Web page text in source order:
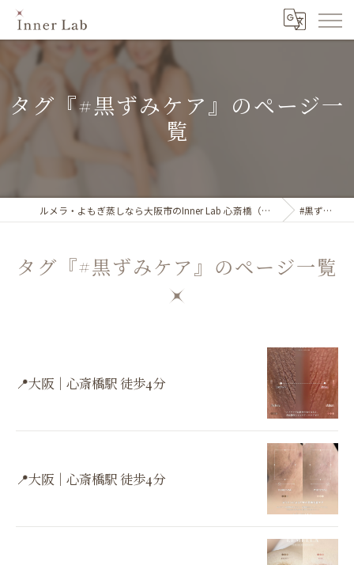
タグ『#黒ずみケア』のページ一
覧
ルメラ・よもぎ蒸しなら大阪市のInner Lab 心斎橋（インナーラボ心斎橋） #黒ずみケア
タグ『#黒ずみケア』のページ一覧
📍大阪｜心斎橋駅 徒歩4分
📍大阪｜心斎橋駅 徒歩4分